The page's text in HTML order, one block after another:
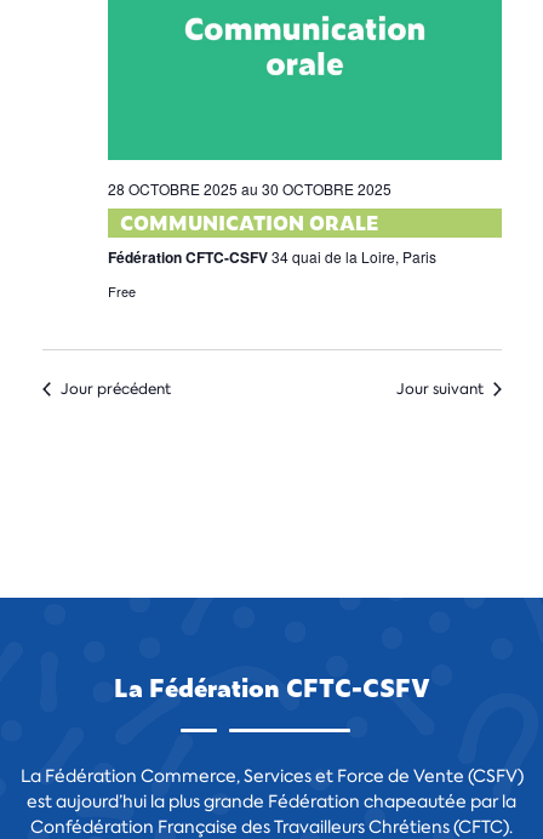
28 OCTOBRE 2025 au 30 OCTOBRE 2025
COMMUNICATION ORALE
Fédération CFTC-CSFV34 quai de la Loire, Paris
Free
Jour précédent Jour suivant
La Fédération CFTC-CSFV
La Fédération Commerce, Services et Force de Vente (CSFV)
est aujourd’hui la plus grande Fédération chapeautée par la
Confédération Française des Travailleurs Chrétiens (CFTC).